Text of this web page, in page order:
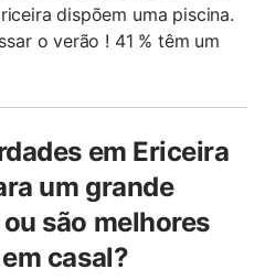
dispõem uma piscina.
o verão ! 41 % têm um
em Ericeira
um grande
são melhores
casal?